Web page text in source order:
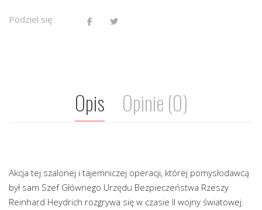
Podziel się
Opis Opinie (0)
Akcja tej szalonej i tajemniczej operacji, której pomysłodawcą
był sam Szef Głównego Urzędu Bezpieczeństwa Rzeszy
Reinhard Heydrich rozgrywa się w czasie II wojny światowej.